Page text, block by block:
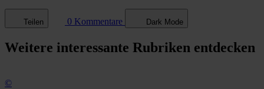
Teilen 0 Kommentare Dark Mode
Weitere interessante Rubriken entdecken
©